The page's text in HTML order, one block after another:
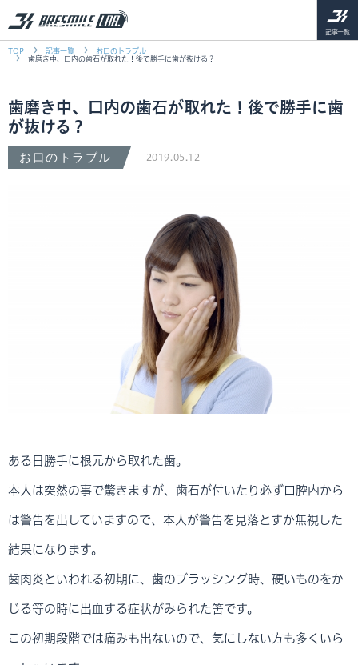
記事一覧
TOP 記事一覧
お口のトラブル
歯磨き中、口内の歯石が取れた！後で勝手に歯が抜ける？
歯磨き中、口内の歯石が取れた！後で勝手に歯
が抜ける？
お口のトラブル 2019.05.12
ある日勝手に根元から取れた歯。
本人は突然の事で驚きますが、歯石が付いたり必ず口腔内から
は警告を出していますので、本人が警告を見落とすか無視した
結果になります。
歯肉炎といわれる初期に、歯のブラッシング時、硬いものをか
じる等の時に出血する症状がみられた筈です。
この初期段階では痛みも出ないので、気にしない方も多くいら